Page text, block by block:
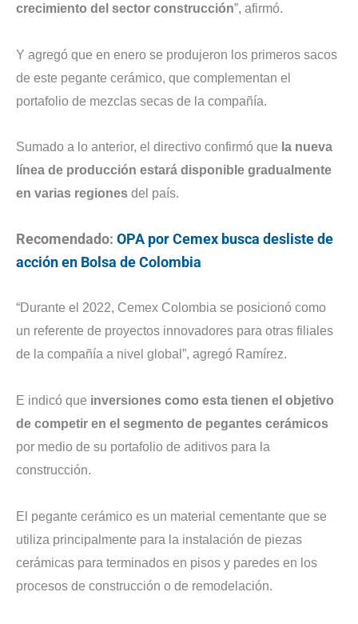
crecimiento del sector construcción”, afirmó.
Y agregó que en enero se produjeron los primeros sacos
de este pegante cerámico, que complementan el
portafolio de mezclas secas de la compañía.
Sumado a lo anterior, el directivo confirmó que la nueva
línea de producción estará disponible gradualmente
en varias regiones del país.
Recomendado: OPA por Cemex busca desliste de
acción en Bolsa de Colombia
“Durante el 2022, Cemex Colombia se posicionó como
un referente de proyectos innovadores para otras filiales
de la compañía a nivel global”, agregó Ramírez.
E indicó que inversiones como esta tienen el objetivo
de competir en el segmento de pegantes cerámicos
por medio de su portafolio de aditivos para la
construcción.
El pegante cerámico es un material cementante que se
utiliza principalmente para la instalación de piezas
cerámicas para terminados en pisos y paredes en los
procesos de construcción o de remodelación.